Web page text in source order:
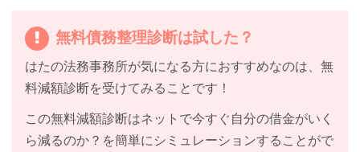
無料債務整理診断は試した？
はたの法務事務所が気になる方におすすめなのは、無
料減額診断を受けてみることです！
この無料減額診断はネットで今すぐ自分の借金がいく
ら減るのか？を簡単にシミュレーションすることがで